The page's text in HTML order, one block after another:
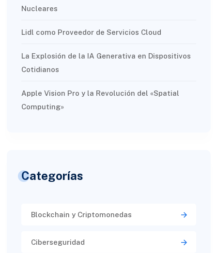
Nucleares
Lidl como Proveedor de Servicios Cloud
La Explosión de la IA Generativa en Dispositivos
Cotidianos
Apple Vision Pro y la Revolución del «Spatial
Computing»
Categorías
Blockchain y Criptomonedas
Ciberseguridad​